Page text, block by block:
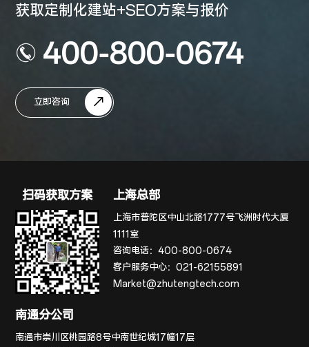
获取定制化建站+SEO方案与报价
400-800-0674
立即咨询
扫码获取方案 上海总部
上海市普陀区中山北路1777号飞洲时代大厦
1111室
咨询电话：400-800-0674
客户服务中心：021-62155891
Market@zhutengtech.com
南通分公司
南通市崇川区桃园路8号中南世纪城17幢17层